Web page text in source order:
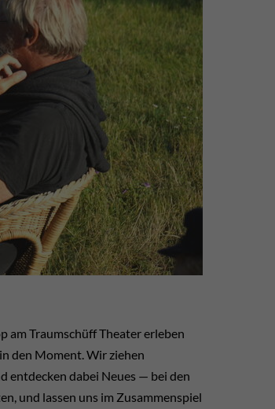
am Traumschüff Theater erleben
den Moment. Wir ziehen
entdecken dabei Neues — bei den
und lassen uns im Zusammenspiel